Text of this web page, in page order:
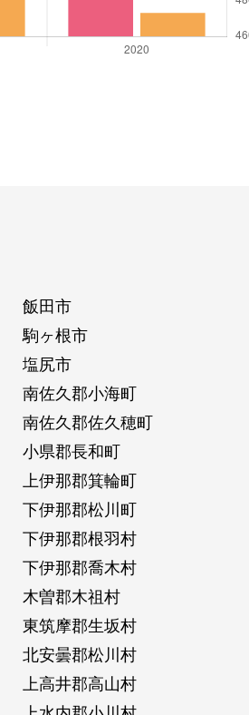
飯田市
駒ヶ根市
塩尻市
南佐久郡小海町
南佐久郡佐久穂町
小県郡長和町
上伊那郡箕輪町
下伊那郡松川町
下伊那郡根羽村
下伊那郡喬木村
木曽郡木祖村
東筑摩郡生坂村
北安曇郡松川村
上高井郡高山村